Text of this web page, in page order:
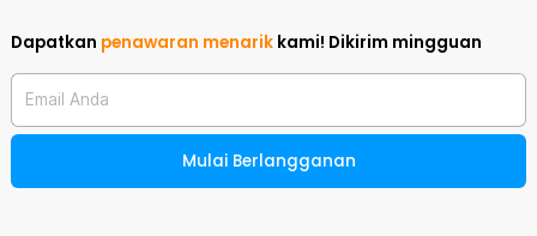
Dapatkan penawaran menarik kami! Dikirim mingguan
Email Anda
Mulai Berlangganan